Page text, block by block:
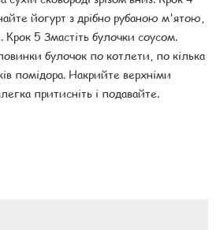
йогурт з дрібно рубаною м'ятою,
Крок 5 Змастіть булочки соусом.
булочок по котлети, по кілька
помідора. Накрийте верхніми
притисніть і подавайте.